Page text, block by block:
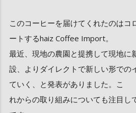
このコーヒーを届けてくれたのはコ
ートするhaiz Coffee Import。
最近、現地の農園と提携して現地に
設、よりダイレクトで新しい形での
ていく、と発表がありました。こ
れからの取り組みについても注目し